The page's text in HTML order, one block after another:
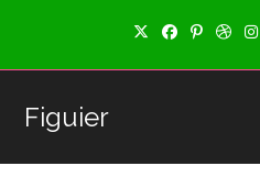
content
Figuier